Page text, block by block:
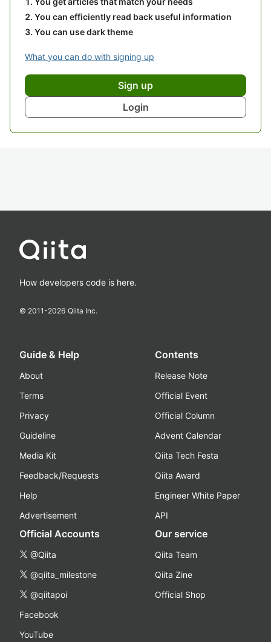
You can efficiently read back useful information
You can use dark theme
What you can do with signing up
Sign up
Login
How developers code is here.
© 2011-2026 Qiita Inc.
Guide & Help
About
Terms
Privacy
Guideline
Media Kit
Feedback/Requests
Help
Advertisement
Contents
Release Note
Official Event
Official Column
Advent Calendar
Qiita Tech Festa
Qiita Award
Engineer White Paper
API
Official Accounts
@Qiita
@qiita_milestone
@qiitapoi
Facebook
YouTube
Our service
Qiita Team
Qiita Zine
Official Shop